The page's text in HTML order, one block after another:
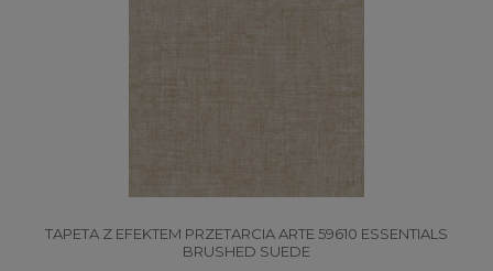
TAPETA Z EFEKTEM PRZETARCIA ARTE 59610 ESSENTIALS
BRUSHED SUEDE